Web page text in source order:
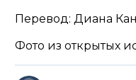
Перевод: Диана
Фото из открытых